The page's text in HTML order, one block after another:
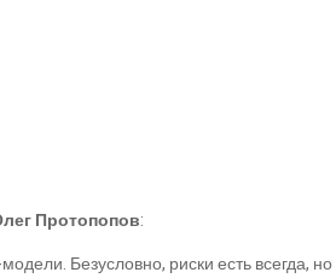
Протопопов:
Безусловно, риски есть всегда, но